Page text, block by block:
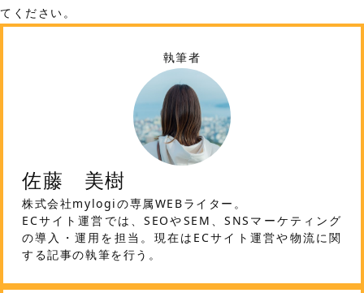
てください。
執筆者
佐藤 美樹
株式会社mylogiの専属WEBライター。
ECサイト運営では、SEOやSEM、SNSマーケティング
の導入・運用を担当。現在はECサイト運営や物流に関
する記事の執筆を行う。